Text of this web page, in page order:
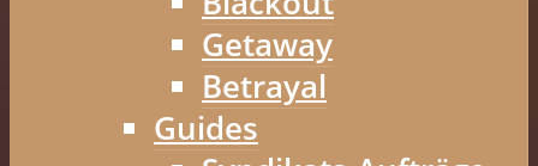
Getaway
Betrayal
Guides